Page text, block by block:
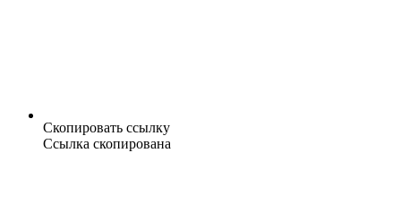
Скопировать ссылку
Ссылка скопирована